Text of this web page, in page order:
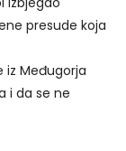
presude koja
iz Međugorja
i da se ne